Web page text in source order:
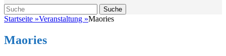
Suche
Suche
nach:
Startseite »Veranstaltung »Maories
Maories